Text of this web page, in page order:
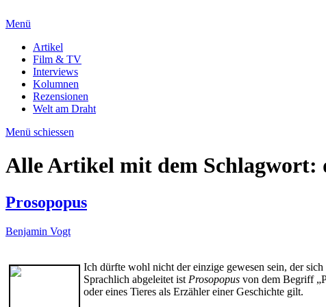
Menü
Artikel
Film & TV
Interviews
Kolumnen
Rezensionen
Welt am Draht
Menü schiessen
Alle Artikel mit dem Schlagwort:
Prosopopus
Benjamin Vogt
Ich dürfte wohl nicht der einzige gewesen sein, der
Sprachlich abgeleitet ist Prosopopus von dem Begriff
oder eines Tieres als Erzähler einer Geschichte gilt.